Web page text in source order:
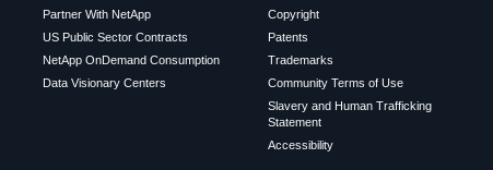
Partner With NetApp
US Public Sector Contracts
NetApp OnDemand Consumption
Data Visionary Centers
Copyright
Patents
Trademarks
Community Terms of Use
Slavery and Human Trafficking
Statement
Accessibility